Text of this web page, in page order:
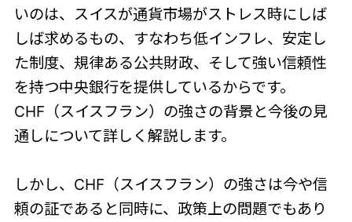
いのは、スイスが通貨市場がストレス時にしば
しば求めるもの、すなわち低インフレ、安定し
た制度、規律ある公共財政、そして強い信頼性
を持つ中央銀行を提供しているからです。
CHF（スイスフラン）の強さの背景と今後の見
通しについて詳しく解説します。
しかし、CHF（スイスフラン）の強さは今や信
頼の証であると同時に、政策上の問題でもあり